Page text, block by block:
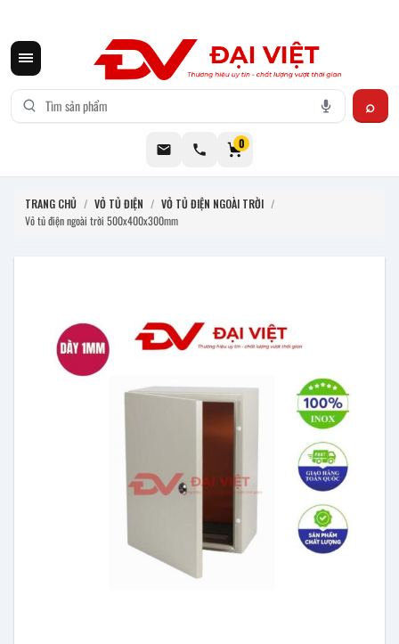
0
TRANG CHỦ / VỎ TỦ ĐIỆN / VỎ TỦ ĐIỆN NGOÀI TRỜI /
Vỏ tủ điện ngoài trời 500x400x300mm